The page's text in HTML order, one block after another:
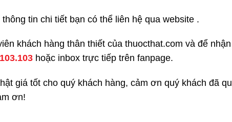
tin chi tiết bạn có thể liên hệ qua website .
khách hàng thân thiết của thuocthat.com và để
hoặc inbox trực tiếp trên fanpage.
giá tốt cho quý khách hàng, cảm ơn quý khách đã
ơn!